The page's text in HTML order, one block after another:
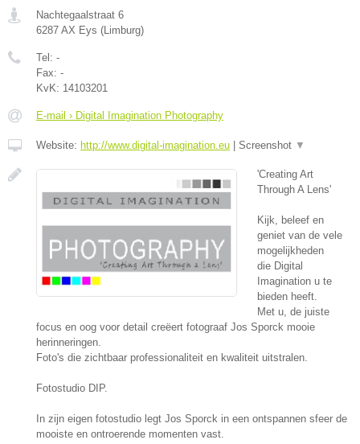
Nachtegaalstraat 6
6287 AX Eys (Limburg)
Tel: -
Fax: -
KvK: 14103201
E-mail › Digital Imagination Photography
Website: http://www.digital-imagination.eu Screenshot ▼
'Creating Art
Through A Lens'
Kijk, beleef en
geniet van de vele
mogelijkheden
die Digital
Imagination u te
bieden heeft.
Met u, de juiste
focus en oog voor detail creëert fotograaf Jos Sporck mooie
herinneringen.
Foto's die zichtbaar professionaliteit en kwaliteit uitstralen.
Fotostudio DIP.
In zijn eigen fotostudio legt Jos Sporck in een ontspannen sfeer de
mooiste en ontroerende momenten vast.